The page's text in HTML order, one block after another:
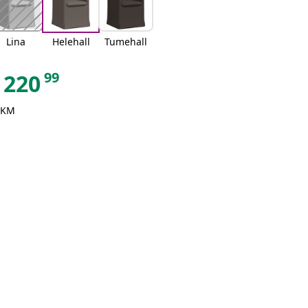
Lina Helehall Tumehall
22099